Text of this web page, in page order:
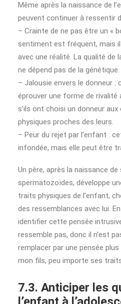
Même après la naissance de
peuvent continuer à ressentir
– Crainte de ne pas être un «
sentiment est fréquent, mais
avec une réalité. La qualité de
ne dépend pas de la génétique.
– Jalousie envers le donneur :
éprouver une forme de rivalité
s’ils ont choisi un donneur
physiques proches des leurs.
– Peur du rejet par l’enfant :
infondée, mais elle peut être
Un père, après la naissance
spermatozoïdes, développe
traits physiques de l’enfant,
des ressemblances avec lui.
identifier cette pensée
ressemble pas, donc il n’est
remplacer par une pensée
mon fils, peu importe ses
7.3. Anticiper les